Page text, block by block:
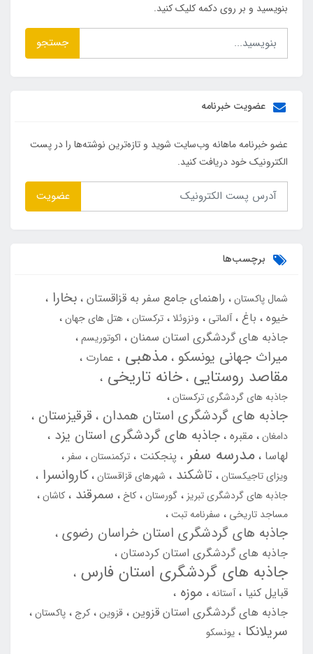
بنویسید و بر روی دکمه کلیک کنید.
جستجو
عضویت خبرنامه
عضو خبرنامه ماهانه وب‌سایت شوید و تازه‌ترین نوشته‌ها را در پست
الکترونیک خود دریافت کنید.
عضویت
برچسب‌ها
شمال پاکستان راهنمای جامع سفر به قزاقستان بخارا
خیوه باغ آلماتی ونزوئلا ترکستان هتل های جهان
جاذبه های گردشگری استان سمنان اکوتوریسم
میراث جهانی یونسکو مذهبی عمارت
مقاصد روستایی خانه تاریخی
جاذبه های گردشگری ترکستان
جاذبه های گردشگری استان همدان قرقیزستان
دامغان مقبره جاذبه های گردشگری استان یزد
لهاسا مدرسه سفر پنجکنت ترکمنستان
سفر
ویزای تاجیکستان
تاشکند شهرهای قزاقستان کاروانسرا
جاذبه های گردشگری تبریز گورستان کاخ سمرقند
کاشان
مساجد تاریخی
سفرنامه تبت
جاذبه های گردشگری استان خراسان رضوی
جاذبه های گردشگری استان کردستان
جاذبه های گردشگری استان فارس
قبایل کنیا آستانه موزه
جاذبه های گردشگری استان قزوین قزوین کرج پاکستان
سریلانکا یونسکو